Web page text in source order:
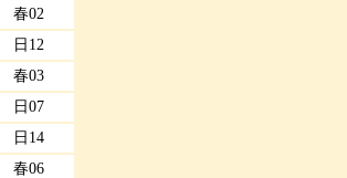
春02
日12
春03
日07
日14
春06